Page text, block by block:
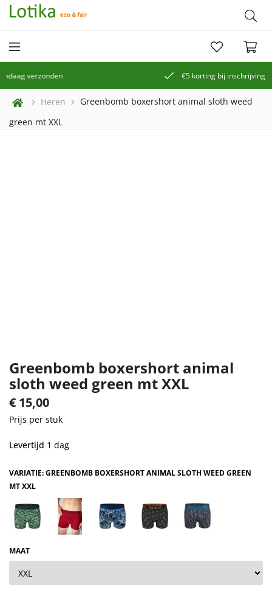
€5 korting bij inschrijving op de nieuwsbrief
Heren
Greenbomb boxershort animal sloth weed
green mt XXL
Greenbomb boxershort animal
sloth weed green mt XXL
€ 15,00
Prijs per stuk
Levertijd 1 dag
VARIATIE: GREENBOMB BOXERSHORT ANIMAL SLOTH WEED GREEN
MT XXL
MAAT